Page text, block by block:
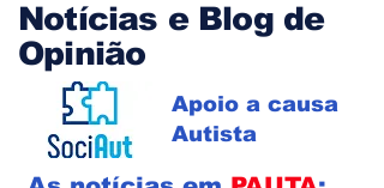
Notícias e Blog de
Opinião
Apoio a causa
Autista